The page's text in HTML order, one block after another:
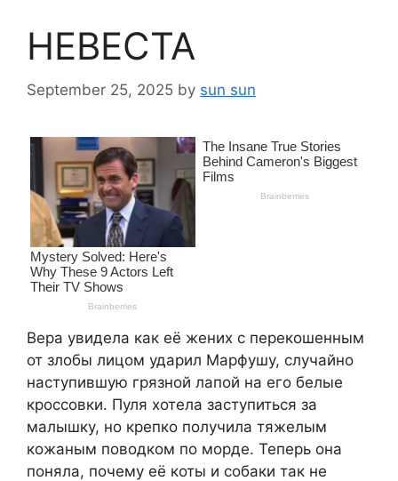
НЕВЕСТА
September 25, 2025 by sun sun
Вера увидела как её жених с перекошенным
от злобы лицом ударил Марфушу, случайно
наступившую грязной лапой на его белые
кроссовки. Пуля хотела заступиться за
малышку, но крепко получила тяжелым
кожаным поводком по морде. Теперь она
поняла, почему её коты и собаки так не